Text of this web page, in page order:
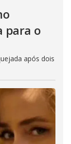
para o
após dois